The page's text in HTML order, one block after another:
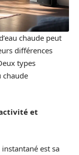
chaude peut
différences
types
chaude
et
est sa